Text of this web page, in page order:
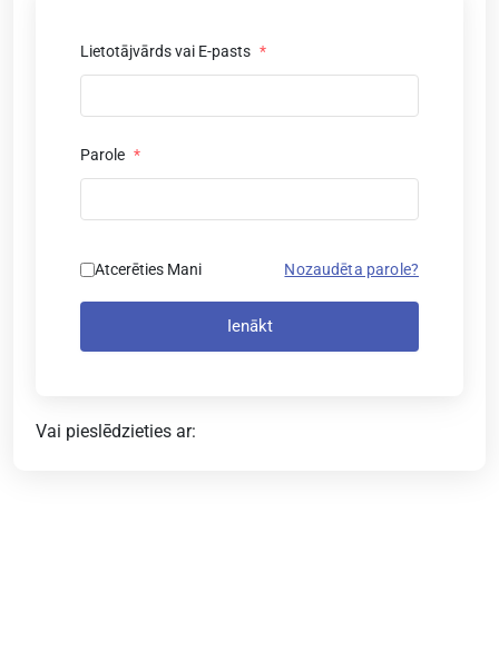
Lietotājvārds vai E-pasts *
Parole *
Atcerēties Mani Nozaudēta parole?
Ienākt
Vai pieslēdzieties ar: